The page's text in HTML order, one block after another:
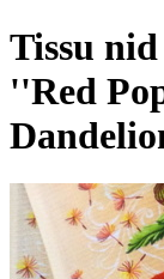
Tissu
''Red